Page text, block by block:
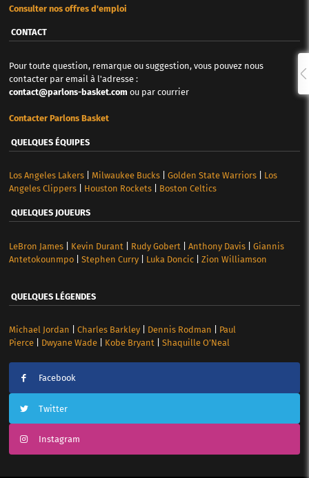
Consulter nos offres d'emploi
CONTACT
Pour toute question, remarque ou suggestion, vous pouvez nous
contacter par email à l'adresse :
contact@parlons-basket.com ou par courrier
Contacter Parlons Basket
QUELQUES ÉQUIPES
Los Angeles Lakers| Milwaukee Bucks| Golden State Warriors| Los
Angeles Clippers| Houston Rockets| Boston Celtics
QUELQUES JOUEURS
LeBron James| Kevin Durant Rudy Gobert Anthony Davis| Giannis
Antetokounmpo| Stephen Curry| Luka Doncic| Zion Williamson
QUELQUES LÉGENDES
Michael Jordan Charles Barkley| Dennis Rodman
Paul
Pierce| Dwyane Wade| Kobe Bryant| Shaquille O’Neal
Facebook
Twitter
Instagram